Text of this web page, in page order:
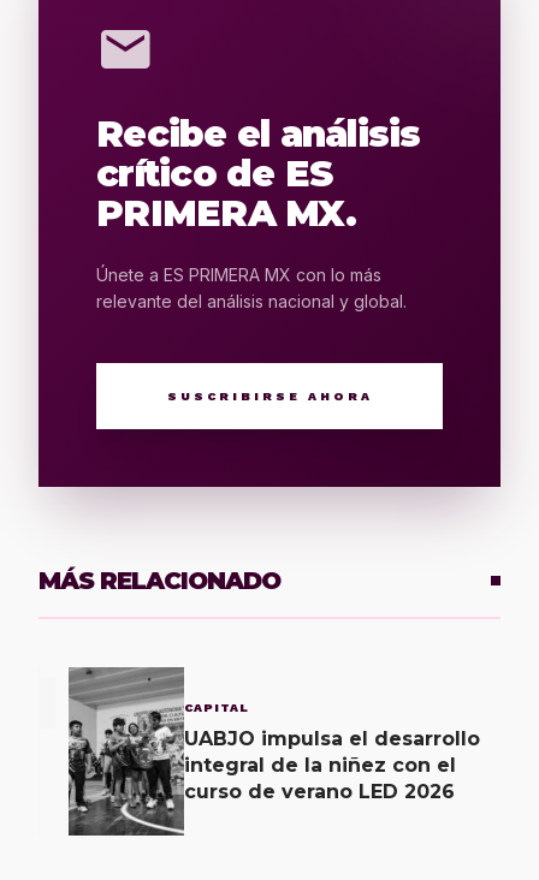
mail
Recibe el análisis
crítico de ES
PRIMERA MX.
Únete a ES PRIMERA MX con lo más
relevante del análisis nacional y global.
SUSCRIBIRSE AHORA
MÁS RELACIONADO
CAPITAL
UABJO impulsa el desarrollo
integral de la niñez con el
curso de verano LED 2026